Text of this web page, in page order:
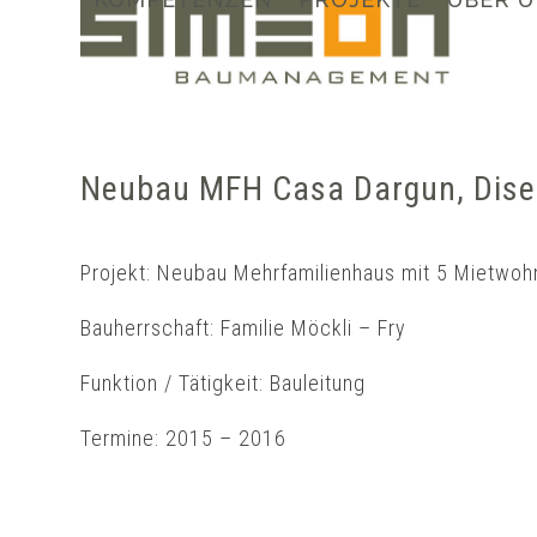
Neubau MFH Casa Dargun,
Projekt: Neubau Mehrfamilienhaus mit 5
Bauherrschaft: Familie Möckli – Fry
Funktion / Tätigkeit: Bauleitung
Termine: 2015 – 2016